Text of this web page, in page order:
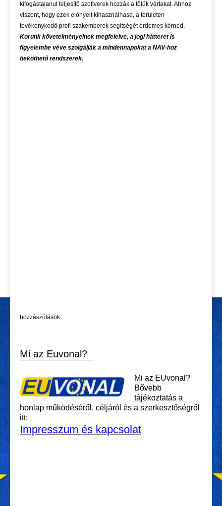
kifogástalanul teljesítő szoftverek hozzák a tőlük vártakat. Ahhoz
viszont, hogy ezek előnyeit kihasználhasd, a területen
tevékenykedő profi szakemberek segítségét érdemes kérned.
Korunk követelményeinek megfelelve, a jogi hátteret is
figyelembe véve szolgálják a mindennapokat a NAV-hoz
beköthető rendszerek.
hozzászólások
Mi az Euvonal?
Mi az EUvonal?
Bővebb
tájékoztatás a
honlap működéséről, céljáról és a szerkesztőségről
itt:
Impresszum és kapcsolat